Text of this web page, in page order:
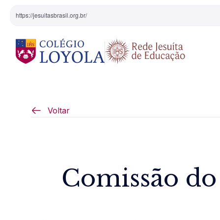
https://jesuitasbrasil.org.br/
Pedagogia Inaciana
Voltar
Comissão